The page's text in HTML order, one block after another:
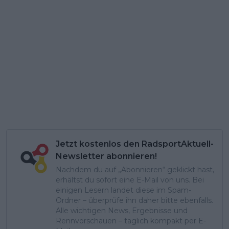
Jetzt kostenlos den RadsportAktuell-
Newsletter abonnieren!
Nachdem du auf „Abonnieren“ geklickt hast,
erhältst du sofort eine E-Mail von uns. Bei
einigen Lesern landet diese im Spam-
Ordner – überprüfe ihn daher bitte ebenfalls.
Alle wichtigen News, Ergebnisse und
Rennvorschauen – täglich kompakt per E-